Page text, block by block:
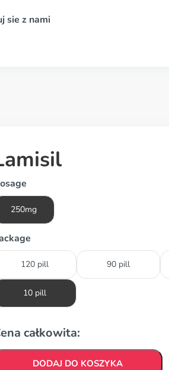
sie z nami
250mg
120 pill 90 pill
10 pill
całkowita:
DODAJ DO KOSZYKA